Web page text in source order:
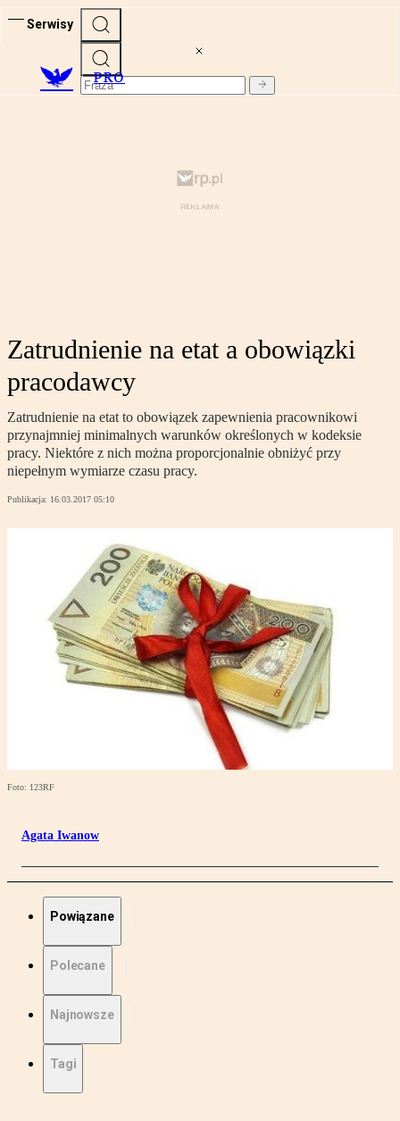
Serwisy
PRO
Zatrudnienie na etat a obowiązki
pracodawcy
Zatrudnienie na etat to obowiązek zapewnienia pracownikowi
przynajmniej minimalnych warunków określonych w kodeksie
pracy. Niektóre z nich można proporcjonalnie obniżyć przy
niepełnym wymiarze czasu pracy.
Publikacja: 16.03.2017 05:10
Foto: 123RF
Agata Iwanow
Powiązane
Polecane
Najnowsze
Tagi